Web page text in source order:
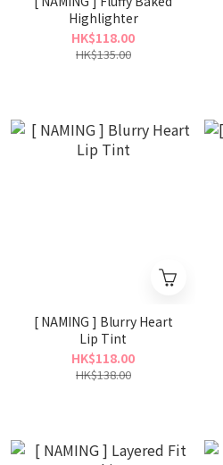
Highlighter
HK$118.00
HK$135.00
[ NAMING ] Blurry Heart
Lip Tint
HK$118.00
HK$138.00